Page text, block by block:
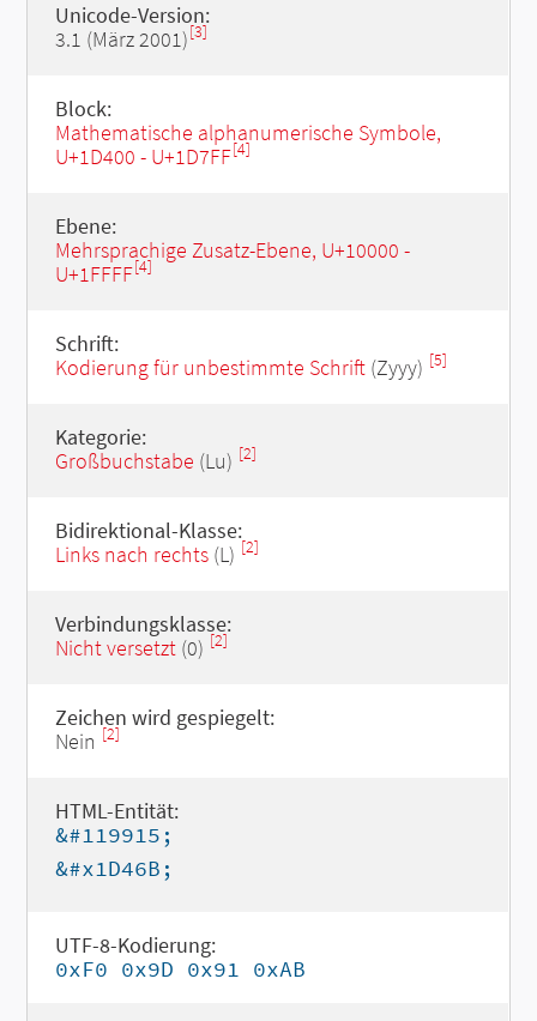
Unicode-Version:
3.1 (März 2001)[3]
Block:
Mathematische alphanumerische Symbole,
U+1D400 - U+1D7FF[4]
Ebene:
Mehrsprachige Zusatz-Ebene, U+10000 -
U+1FFFF[4]
Schrift:
Kodierung für unbestimmte Schrift(Zyyy) [5]
Kategorie:
Großbuchstabe (Lu) [2]
Bidirektional-Klasse:
Links nach rechts(L) [2]
Verbindungsklasse:
Nicht versetzt(0) [2]
Zeichen wird gespiegelt:
Nein [2]
HTML-Entität:
&#119915;
&#x1D46B;
UTF-8-Kodierung:
0xF0 0x9D 0x91 0xAB